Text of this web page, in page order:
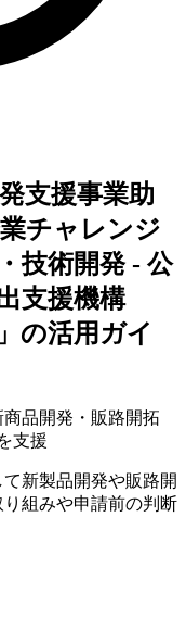
支援事業助
チャレンジ
技術開発 - 公
支援機構
の活用ガイ
品開発・販路開拓
支援
新製品開発や販路開
組みや申請前の判断